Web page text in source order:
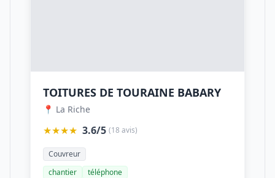
TOITURES DE TOURAINE BABARY
📍 La Riche
★★★★ 3.6/5 (18 avis)
Couvreur
chantier
téléphone